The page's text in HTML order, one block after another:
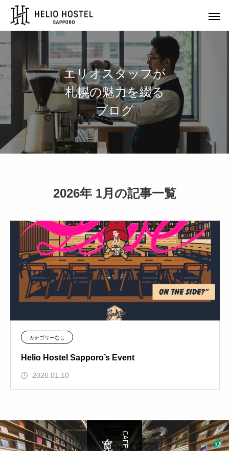
エリオスタッフが
札幌の魅力を綴る
ブログ
2026年 1月の記事一覧
カテゴリーなし
Helio Hostel Sapporo’s Event
2026.01.10
寛ぐ